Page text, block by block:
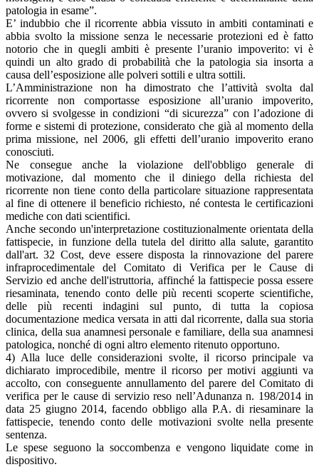
patologia in esame”.
E’ indubbio che il ricorrente abbia vissuto in ambiti contaminati e
abbia svolto la missione senza le necessarie protezioni ed è fatto
notorio che in quegli ambiti è presente l’uranio impoverito: vi è
quindi un alto grado di probabilità che la patologia sia insorta a
causa dell’esposizione alle polveri sottili e ultra sottili.
L’Amministrazione non ha dimostrato che l’attività svolta dal
ricorrente non comportasse esposizione all’uranio impoverito,
ovvero si svolgesse in condizioni “di sicurezza” con l’adozione di
forme e sistemi di protezione, considerato che già al momento della
prima missione, nel 2006, gli effetti dell’uranio impoverito erano
conosciuti.
Ne consegue anche la violazione dell'obbligo generale di
motivazione, dal momento che il diniego della richiesta del
ricorrente non tiene conto della particolare situazione rappresentata
al fine di ottenere il beneficio richiesto, né contesta le certificazioni
mediche con dati scientifici.
Anche secondo un'interpretazione costituzionalmente orientata della
fattispecie, in funzione della tutela del diritto alla salute, garantito
dall'art. 32 Cost, deve essere disposta la rinnovazione del parere
infraprocedimentale del Comitato di Verifica per le Cause di
Servizio ed anche dell'istruttoria, affinché la fattispecie possa essere
riesaminata, tenendo conto delle più recenti scoperte scientifiche,
delle più recenti indagini sul punto, di tutta la copiosa
documentazione medica versata in atti dal ricorrente, dalla sua storia
clinica, della sua anamnesi personale e familiare, della sua anamnesi
patologica, nonché di ogni altro elemento ritenuto opportuno.
4) Alla luce delle considerazioni svolte, il ricorso principale va
dichiarato improcedibile, mentre il ricorso per motivi aggiunti va
accolto, con conseguente annullamento del parere del Comitato di
verifica per le cause di servizio reso nell’Adunanza n. 198/2014 in
data 25 giugno 2014, facendo obbligo alla P.A. di riesaminare la
fattispecie, tenendo conto delle motivazioni svolte nella presente
sentenza.
Le spese seguono la soccombenza e vengono liquidate come in
dispositivo.